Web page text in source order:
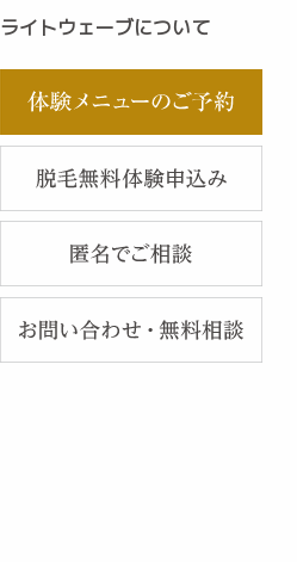
ライトウェーブについて